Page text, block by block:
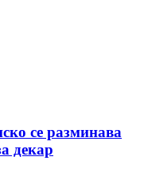
се разминава
декар